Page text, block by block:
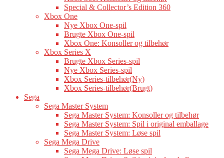
Special & Collector’s Edition 360
Xbox One
Nye Xbox One-spil
Brugte Xbox One-spil
Xbox One: Konsoller og tilbehør
Xbox Series X
Brugte Xbox Series-spil
Nye Xbox Series-spil
Xbox Series-tilbehør(Ny)
Xbox Series-tilbehør(Brugt)
Sega
Sega Master System
Sega Master System: Konsoller og tilbehør
Sega Master System: Spil i original emballage
Sega Master System: Løse spil
Sega Mega Drive
Sega Mega Drive: Løse spil